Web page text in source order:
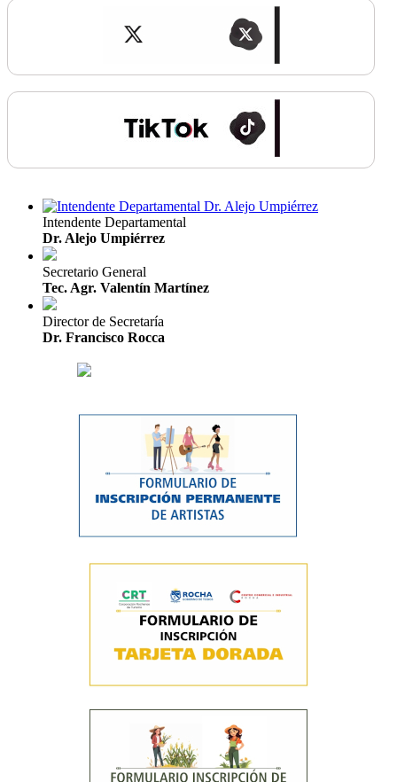
Intendente Departamental
Dr. Alejo Umpiérrez
Secretario General
Tec. Agr. Valentín Martínez
Director de Secretaría
Dr. Francisco Rocca